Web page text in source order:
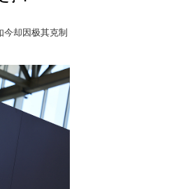
今却因极其克制